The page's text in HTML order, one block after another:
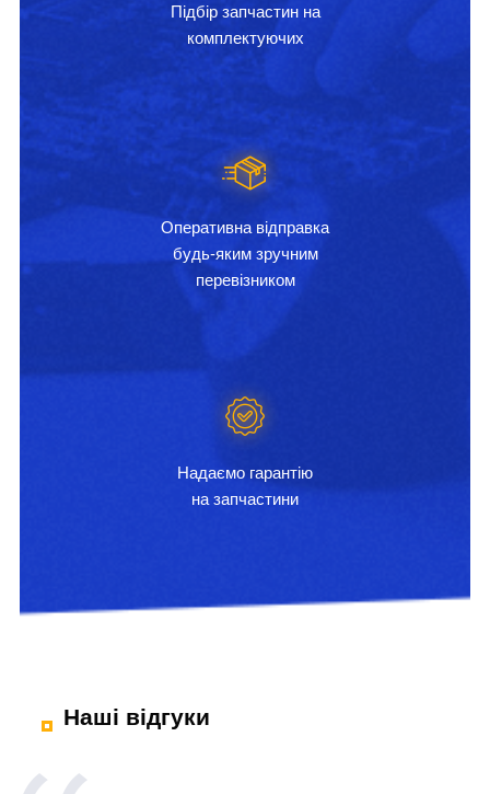
Підбір запчастин на
комплектуючих
Оперативна відправка
будь-яким зручним
перевізником
Надаємо гарантію
на запчастини
Наші відгуки